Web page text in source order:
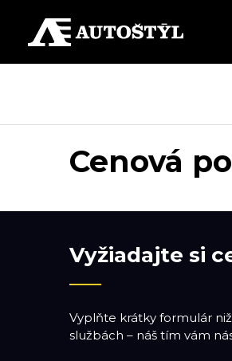
Cenová
Vyžiadajte si
Vyplňte krátky formulár
službách – náš tím vám